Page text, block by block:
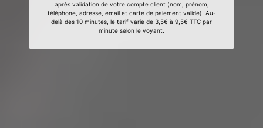
après validation de votre compte client (nom, prénom,
téléphone, adresse, email et carte de paiement valide). Au-
delà des 10 minutes, le tarif varie de 3,5€ à 9,5€ TTC par
minute selon le voyant.